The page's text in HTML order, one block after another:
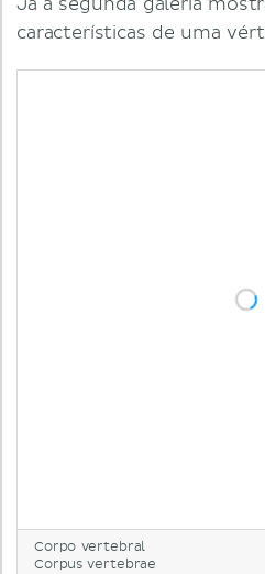
Já a segunda galeria
características de uma
Corpo vertebral
Corpus vertebrae